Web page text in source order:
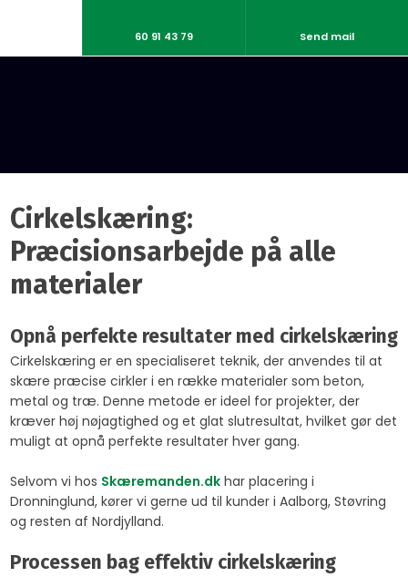
60 91 43 79 Send mail
Cirkelskæring:
Præcisionsarbejde på alle
materialer
Opnå perfekte resultater med cirkelskæring
Cirkelskæring er en specialiseret teknik, der anvendes til at
skære præcise cirkler i en række materialer som beton,
metal og træ. Denne metode er ideel for projekter, der
kræver høj nøjagtighed og et glat slutresultat, hvilket gør det
muligt at opnå perfekte resultater hver gang.
Selvom vi hos Skæremanden.dkhar placering i
Dronninglund, kører vi gerne ud til kunder i Aalborg, Støvring
og resten af Nordjylland.
Processen bag effektiv cirkelskæring